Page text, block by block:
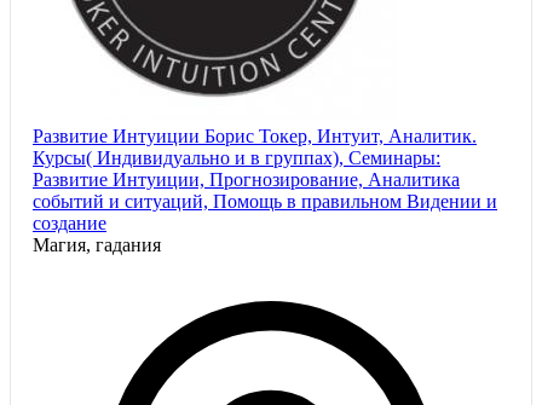
Развитие Интуиции Борис Токер, Интуит, Аналитик.
Курсы( Индивидуально и в группах), Семинары:
Развитие Интуиции, Прогнозирование, Аналитика
событий и ситуаций, Помощь в правильном Видении и
создание
Магия, гадания